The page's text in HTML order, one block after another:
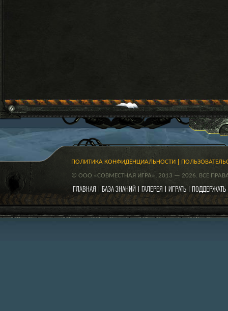
ПОЛИТИКА КОНФИДЕНЦИАЛЬНОСТИ
© ООО «СОВМЕСТНАЯ ИГРА», 2013 — 2026. ВСЕ
ГЛАВНАЯ БАЗА ЗНАНИЙ ГАЛЕРЕЯ ИГРАТЬ ПОДДЕРЖАТЬ